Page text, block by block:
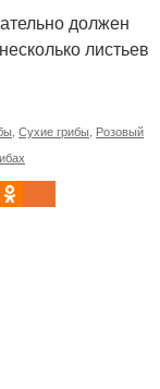
должен
листьев
, Сухие грибы, Розовый